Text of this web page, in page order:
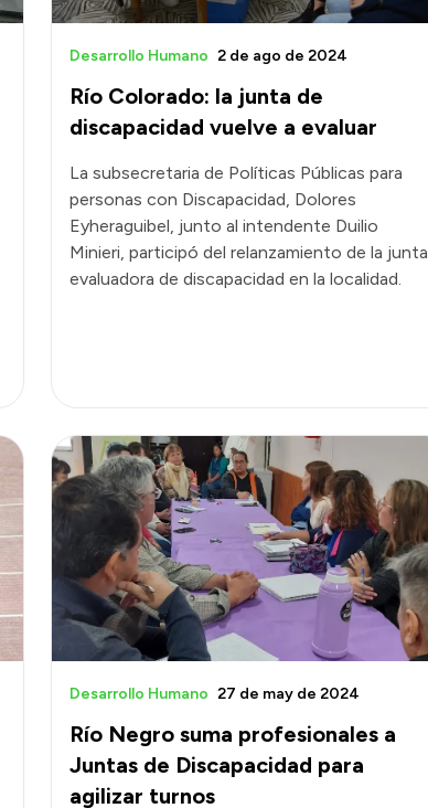
Río Colorado: la junta de
discapacidad vuelve a evaluar
Desarrollo Humano 2 de ago de 2024
La subsecretaria de Políticas Públicas para
personas con Discapacidad, Dolores
Eyheraguibel, junto al intendente Duilio
Minieri, participó del relanzamiento de la junta
evaluadora de discapacidad en la localidad.
Río Negro suma profesionales a
Juntas de Discapacidad para
agilizar turnos
Desarrollo Humano 27 de may de 2024